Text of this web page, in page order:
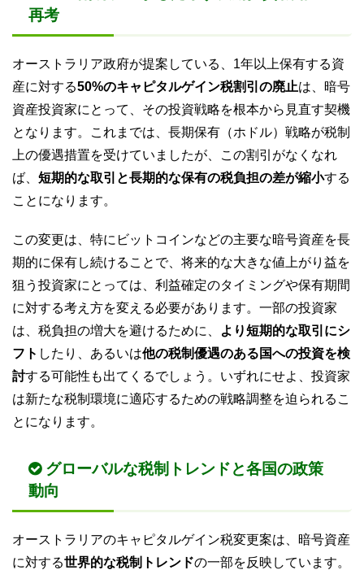
再考
オーストラリア政府が提案している、1年以上保有する資
産に対する50%のキャピタルゲイン税割引の廃止は、暗号
資産投資家にとって、その投資戦略を根本から見直す契機
となります。これまでは、長期保有（ホドル）戦略が税制
上の優遇措置を受けていましたが、この割引がなくなれ
ば、 短期的な取引と長期的な保有の税負担の差が縮小する
ことになります。
この変更は、特にビットコインなどの主要な暗号資産を長
期的に保有し続けることで、将来的な大きな値上がり益を
狙う投資家にとっては、利益確定のタイミングや保有期間
に対する考え方を変える必要があります。一部の投資家
は、税負担の増大を避けるために、
より短期的な取引にシ
フト したり、あるいは他の税制優遇のある国への投資を検
討する可能性も出てくるでしょう。いずれにせよ、投資家
は新たな税制環境に適応するための戦略調整を迫られるこ
とになります。
グローバルな税制トレンドと各国の政策
動向
オーストラリアのキャピタルゲイン税変更案は、暗号資産
に対する世界的な税制トレンドの一部を反映しています。